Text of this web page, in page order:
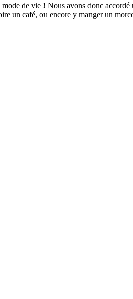
de vie ! Nous avons donc
un café, ou encore y manger un